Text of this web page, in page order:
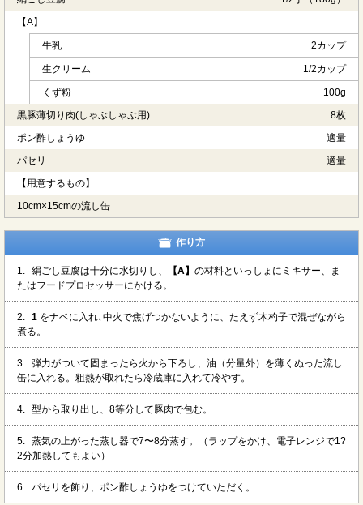
【A】
牛乳 2カップ
生クリーム 1/2カップ
くず粉
100g
黒豚薄切り肉(しゃぶしゃぶ用)
8枚
ポン酢しょうゆ
適量
パセリ
適量
【用意するもの】
10cm×15cmの流し缶
作り方
1. 絹ごし豆腐は十分に水切りし、 【A】 の材料といっしょにミキサー、ま
たはフードプロセッサーにかける。
2. 1 をナベに入れ､中火で焦げつかないように、たえず木杓子で混ぜながら
煮る。
3. 弾力がついて固まったら火から下ろし、油（分量外）を薄くぬった流し
缶に入れる。粗熱が取れたら冷蔵庫に入れて冷やす。
4. 型から取り出し、8等分して豚肉で包む。
5. 蒸気の上がった蒸し器で7〜8分蒸す。（ラップをかけ、電子レンジで1?
2分加熱してもよい）
6. パセリを飾り、ポン酢しょうゆをつけていただく。